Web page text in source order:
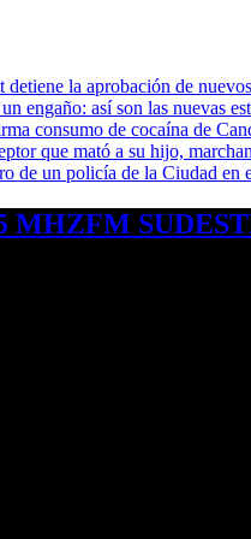
la aprobación de
engaño: así son las nuevas
consumo de cocaína de
que mató a su hijo,
de un policía de la Ciudad
FM